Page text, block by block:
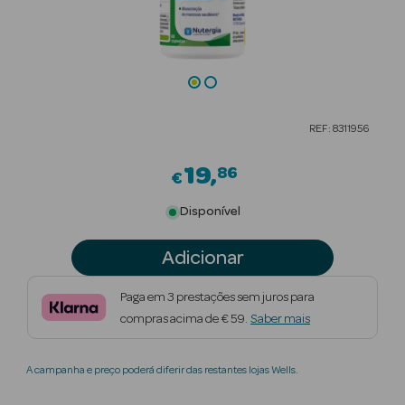
Beauty Season
Beauty Season
REF: 8311956
€19 86
Disponível
Adicionar
Paga em 3 prestações sem juros para
compras acima de € 59. Saber mais
A campanha e preço poderá diferir das restantes lojas Wells.